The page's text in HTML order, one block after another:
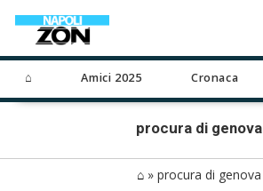
⌂ Amici 2025 Cronaca
procura di genova
⌂ » procura di genova